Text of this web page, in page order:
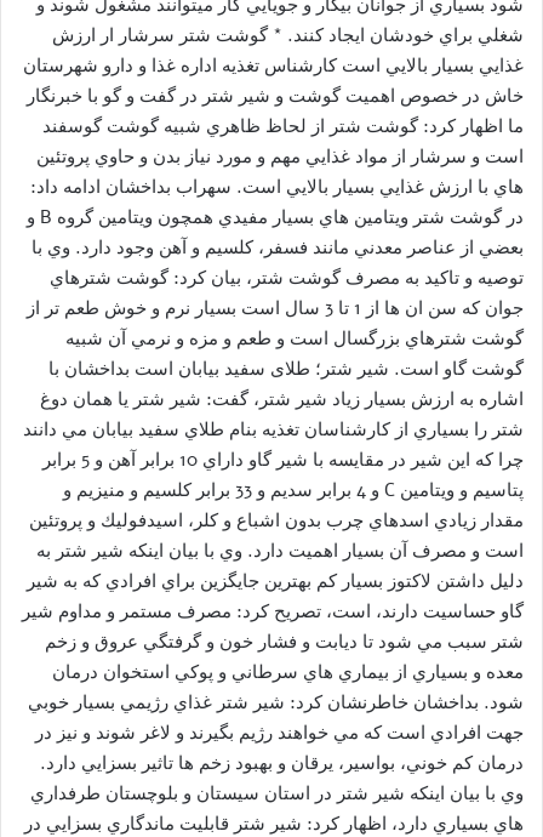
شغلي براي خودشان ايجاد كنند. * گوشت شتر سرشار ار ارزش
غذايي بسيار بالايي است كارشناس تغذيه اداره غذا و دارو شهرستان
خاش در خصوص اهميت گوشت و شير شتر در گفت و گو با خبرنگار
ما اظهار كرد: گوشت شتر از لحاظ ظاهري شبيه گوشت گوسفند
است و سرشار از مواد غذايي مهم و مورد نياز بدن و حاوي پروتئين
هاي با ارزش غذايي بسيار بالايي است. سهراب بداخشان ادامه داد:
در گوشت شتر ويتامين هاي بسيار مفيدي همچون ويتامين گروه B و
بعضي از عناصر معدني مانند فسفر، كلسيم و آهن وجود دارد. وي با
توصيه و تاكيد به مصرف گوشت شتر، بيان كرد: گوشت شترهاي
جوان كه سن ان ها از 1 تا 3 سال است بسيار نرم و خوش طعم تر از
گوشت شترهاي بزرگسال است و طعم و مزه و نرمي آن شبيه
گوشت گاو است. شیر شتر؛ طلای سفید بیابان است بداخشان با
اشاره به ارزش بسيار زياد شير شتر، گفت: شير شتر يا همان دوغ
شتر را بسياري از كارشناسان تغذيه بنام طلاي سفيد بيابان مي دانند
چرا كه اين شير در مقايسه با شير گاو داراي 10 برابر آهن و 5 برابر
پتاسيم و ويتامين C و 4 برابر سديم و 33 برابر كلسيم و منيزيم و
مقدار زيادي اسدهاي چرب بدون اشباع و كلر، اسيدفوليك و پروتئين
است و مصرف آن بسيار اهميت دارد. وي با بيان اينكه شير شتر به
دليل داشتن لاكتوز بسيار كم بهترين جايگزين براي افرادي كه به شير
گاو حساسيت دارند، است، تصريح كرد: مصرف مستمر و مداوم شير
شتر سبب مي شود تا ديابت و فشار خون و گرفتگي عروق و زخم
معده و بسياري از بيماري هاي سرطاني و پوكي استخوان درمان
شود. بداخشان خاطرنشان كرد: شير شتر غذاي رژيمي بسيار خوبي
جهت افرادي است كه مي خواهند رژيم بگيرند و لاغر شوند و نيز در
درمان كم خوني، بواسير، يرقان و بهبود زخم ها تاثير بسزايي دارد.
وي با بيان اينكه شير شتر در استان سيستان و بلوچستان طرفداري
هاي بسياري دارد، اظهار كرد: شير شتر قابليت ماندگاري بسزايي در